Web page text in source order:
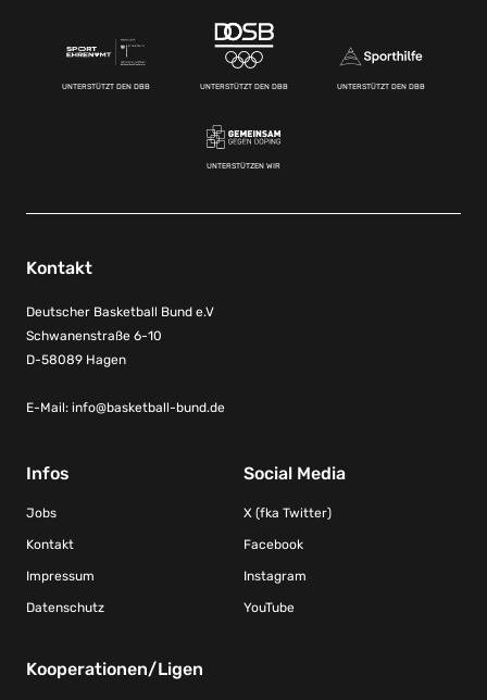
UNTERSTÜTZT DEN DBB UNTERSTÜTZT DEN DBB UNTERSTÜTZT DEN DBB
UNTERSTÜTZEN WIR
Kontakt
Deutscher Basketball Bund e.V
Schwanenstraße 6-10
D-58089 Hagen
E-Mail: info@basketball-bund.de
Infos
Jobs
Kontakt
Impressum
Datenschutz
Social Media
X (fka Twitter)
Facebook
Instagram
YouTube
Kooperationen/Ligen